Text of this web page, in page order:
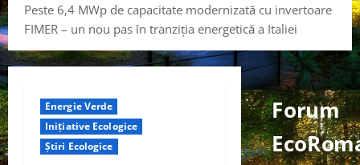
Peste 6,4 MWp de capacitate modernizată cu invertoare
FIMER – un nou pas în tranziția energetică a Italiei
Energie Verde
Inițiative Ecologice
Știri Ecologice
Forum